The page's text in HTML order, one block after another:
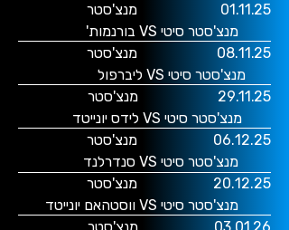
01.11.25 מנצ'סטר
מנצ'סטר סיטי VS בורנמות'
08.11.25 מנצ'סטר
מנצ'סטר סיטי VS ליברפול
29.11.25 מנצ'סטר
מנצ'סטר סיטי VS לידס יונייטד
06.12.25 מנצ'סטר
מנצ'סטר סיטי VS סנדרלנד
20.12.25
מנצ'סטר
מנצ'סטר סיטי VS ווסטהאם יונייטד